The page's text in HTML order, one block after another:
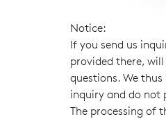
Notice:
If you send us
provided there,
questions. We
inquiry and do not
The processing of